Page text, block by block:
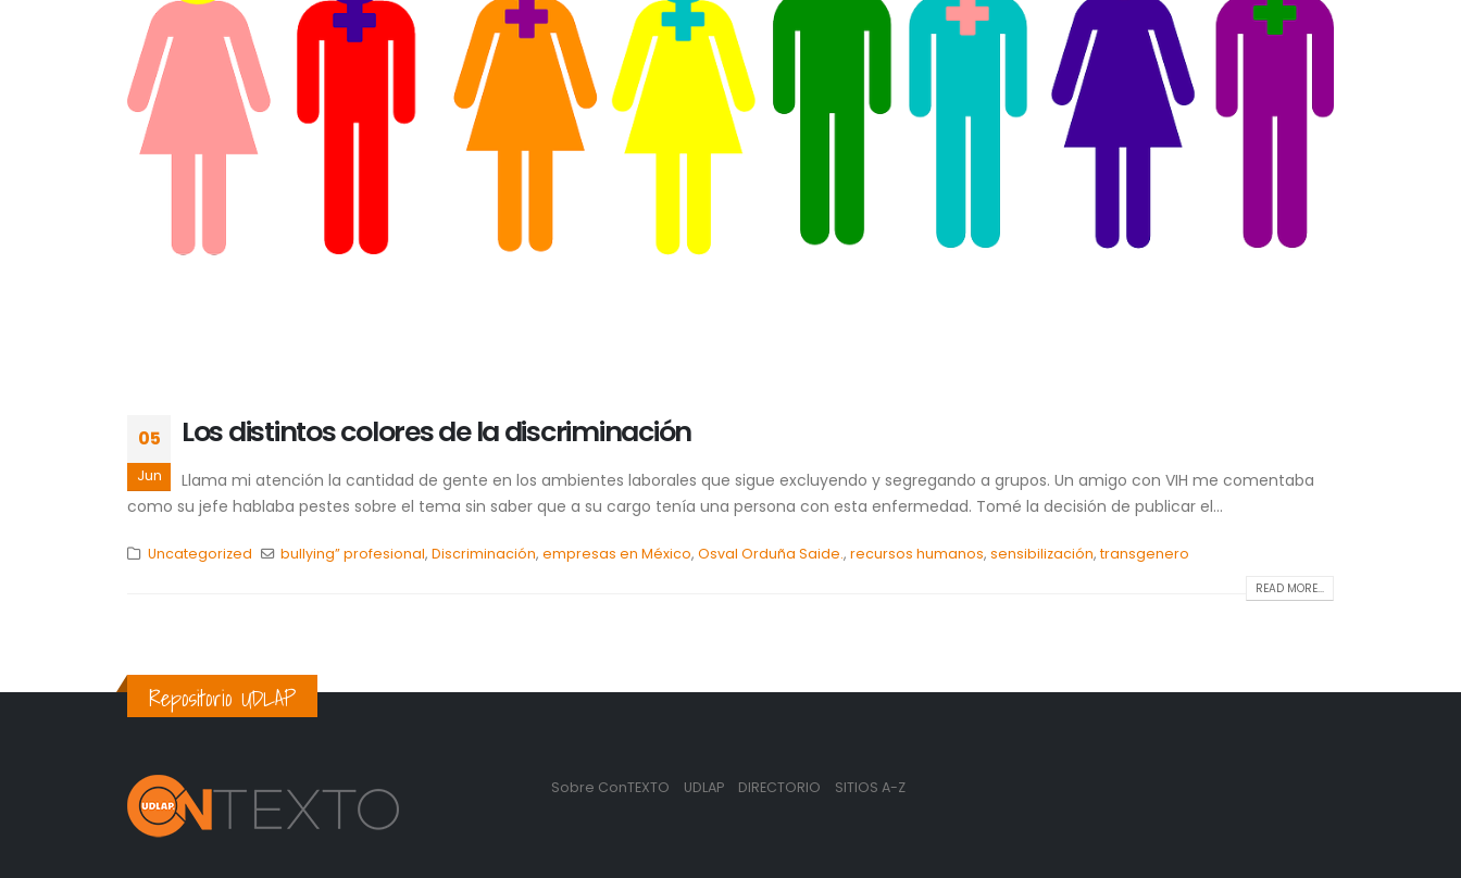
05
Jun
Los distintos colores de la discriminación
Llama mi atención la cantidad de gente en los ambientes laborales que sigue excluyendo y segregando a grupos. Un amigo con VIH me comentaba
como su jefe hablaba pestes sobre el tema sin saber que a su cargo tenía una persona con esta enfermedad. Tomé la decisión de publicar el...
Uncategorized bullying” profesional,Discriminación,empresas en México,Osval Orduña Saide.,recursos humanos,sensibilización,transgenero
READ MORE...
Repositorio UDLAP
Sobre ConTEXTO UDLAP DIRECTORIO SITIOS A-Z